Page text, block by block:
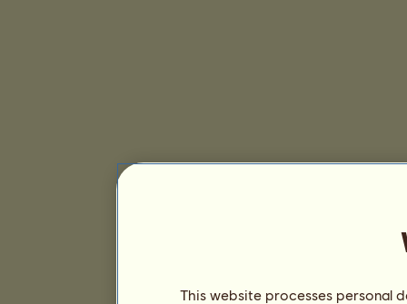
This website processes personal